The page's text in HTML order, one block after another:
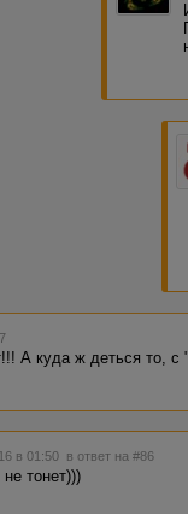
А куда ж деться то, с
в 01:50 в ответ на #86
тонет)))